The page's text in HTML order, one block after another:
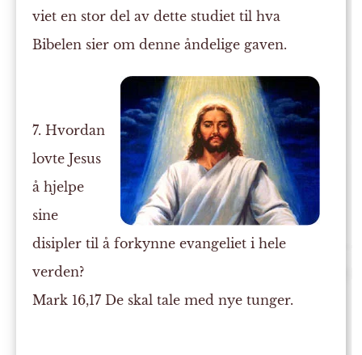
viet en stor del av dette studiet til hva
Bibelen sier om denne åndelige gaven.
7. Hvordan
lovte Jesus
å hjelpe
sine
disipler til å forkynne evangeliet i hele
verden?
Mark 16,17 De skal tale med nye tunger.